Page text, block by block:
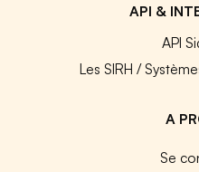
API &
API
Les SIRH /
A
Se